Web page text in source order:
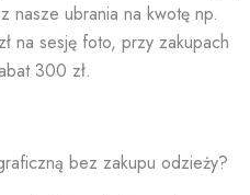
nasze ubrania na kwotę np.
na sesję foto, przy zakupach
300 zł.
bez zakupu odzieży?